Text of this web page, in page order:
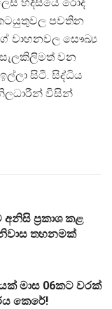
පවතින
වාහනවල සෞඛ්
වන
සිටී. සිද්ධිය
විසින්
ප්‍රකාශ කළ
තහනමක්
මාස 06කට වරක්
කෙරේ!